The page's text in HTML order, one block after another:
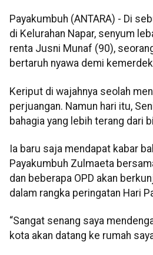
Payakumbuh (ANTARA) - Di
di Kelurahan Napar, senyum
renta Jusni Munaf (90),
bertaruh nyawa demi
Keriput di wajahnya seolah
perjuangan. Namun hari itu,
bahagia yang lebih terang dari
Ia baru saja mendapat kabar
Payakumbuh Zulmaeta
dan beberapa OPD akan
dalam rangka peringatan Hari
“Sangat senang saya
kota akan datang ke rumah